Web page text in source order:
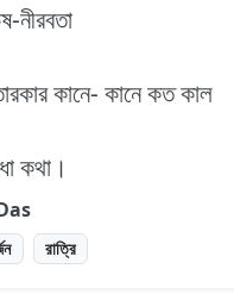
কানে- কানে কত কাল
কথা।
রাত্রি